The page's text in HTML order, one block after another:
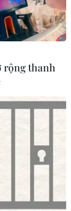
rộng thanh